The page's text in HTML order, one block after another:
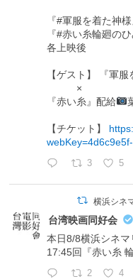
『#軍服を着た神
『#赤い糸輪廻の
各上映後
【ゲスト】 『軍
×
『赤い糸』配給
【チケット】
webKey=4d6c9e5f-
3 5
横浜シネ
台湾映画同好会
本日8/8横浜シネマ
17:45回『赤い糸
2 4